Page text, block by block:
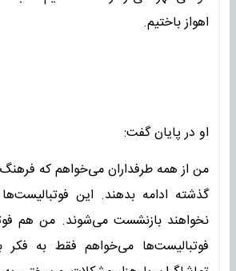
اهواز باختیم.
او در پایان گفت:
من از همه طرفداران می‌خواهم که
گذشته ادامه بدهند. این
نخواهند بازنشست می‌شوند. من هم
فوتبالیست‌ها می‌خواهم فقط به فکر